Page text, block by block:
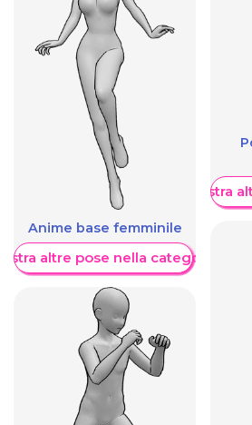
Anime base femminile
altre pose nella categoria
Mostra